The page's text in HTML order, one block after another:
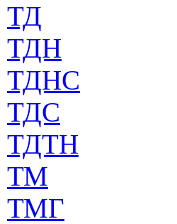
ТД
ТДН
ТДНС
ТДС
ТДТН
ТМ
ТМГ